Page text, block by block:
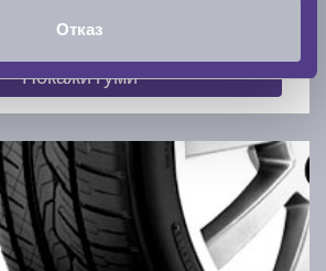
Отказ
Покажи гуми